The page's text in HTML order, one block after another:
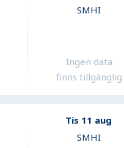
SMHI
Ingen data
finns tillgänglig
Tis 11 aug
SMHI